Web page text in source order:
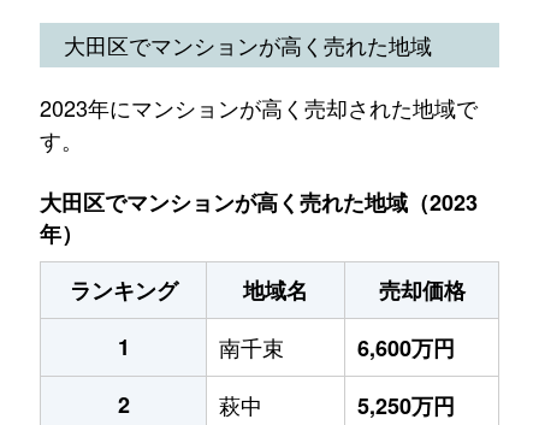
大田区でマンションが高く売れた地域
2023年にマンションが高く売却された地域で
す。
大田区でマンションが高く売れた地域（2023
年）
ランキング
地域名
売却価格
1
南千束
6,600万円
2
萩中
5,250万円